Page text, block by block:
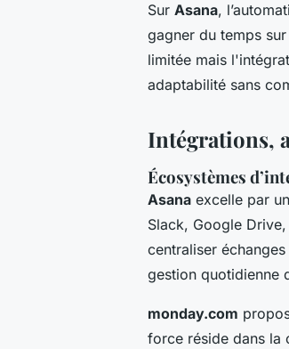
Sur Asana,
gagner du temps
limitée mais
adaptabilité sans
Intégrations,
Écosystèmes
Asana excelle par
Slack, Google
centraliser
gestion quotidienne
monday.com
force réside dans la